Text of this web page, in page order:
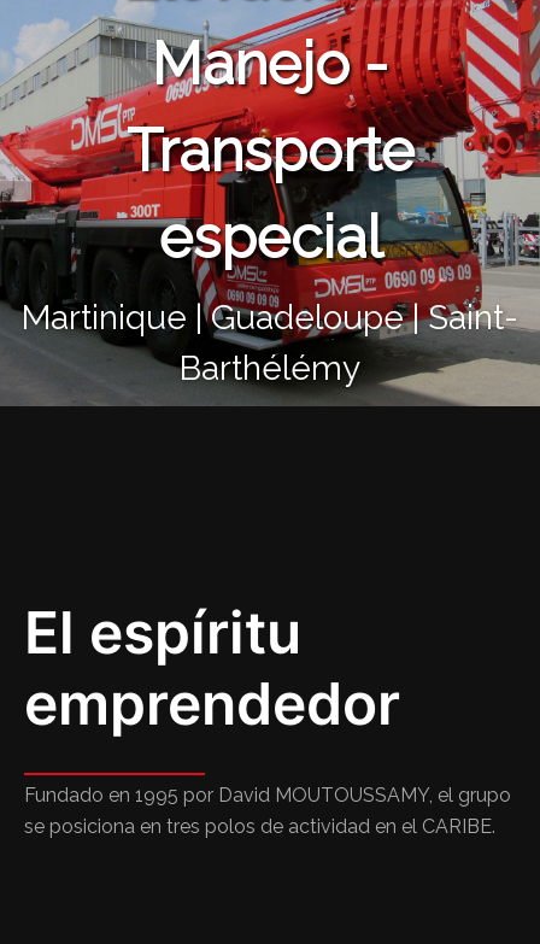
Manejo -
Transporte
especial
Martinique | Guadeloupe | Saint-
Barthélémy
El espíritu
emprendedor
Fundado en 1995 por David MOUTOUSSAMY, el grupo
se posiciona en tres polos de actividad en el CARIBE.